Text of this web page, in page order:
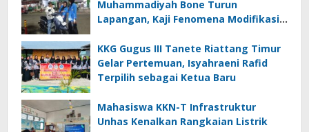
Muhammadiyah Bone Turun
Lapangan, Kaji Fenomena Modifikasi
FOTOFOBIA
KKG Gugus III Tanete Riattang Timur
Gelar Pertemuan, Isyahraeni Rafid
Terpilih sebagai Ketua Baru
Mahasiswa KKN-T Infrastruktur
Unhas Kenalkan Rangkaian Listrik